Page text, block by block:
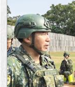
放
宣
告
隱
私
權
及